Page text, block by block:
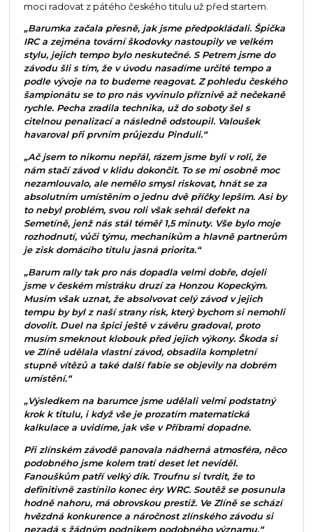
moci radovat z pátého českého titulu už před startem.
„Barumka začala přesně, jak jsme předpokládali. Špička
IRC a zejména tovární škodovky nastoupily ve velkém
stylu, jejich tempo bylo neskutečné. S Petrem jsme do
závodu šli s tím, že v úvodu nasadíme určité tempo a
podle vývoje na to budeme reagovat. Z pohledu českého
šampionátu se to pro nás vyvinulo příznivě až nečekaně
rychle. Pecha zradila technika, už do soboty šel s
citelnou penalizací a následně odstoupil. Valoušek
havaroval při prvním průjezdu Pinduli.“
„Ač jsem to nikomu nepřál, rázem jsme byli v roli, že
nám stačí závod v klidu dokončit. To se mi osobně moc
nezamlouvalo, ale nemělo smysl riskovat, hnát se za
absolutním umístěním o jednu dvě příčky lepším. Asi by
to nebyl problém, svou roli však sehrál defekt na
Semetíně, jenž nás stál téměř 1,5 minuty. Vše bylo moje
rozhodnutí, vůči týmu, mechanikům a hlavně partnerům
je zisk domácího titulu jasná priorita.“
„Barum rally tak pro nás dopadla velmi dobře, dojeli
jsme v českém mistráku druzí za Honzou Kopeckým.
Musím však uznat, že absolvovat celý závod v jejich
tempu by byl z naší strany risk, který bychom si nemohli
dovolit. Duel na špici ještě v závěru gradoval, proto
musím smeknout klobouk před jejich výkony. Škoda si
ve Zlíně udělala vlastní závod, obsadila kompletní
stupně vítězů a také další fabie se objevily na dobrém
umístění.“
„Výsledkem na barumce jsme udělali velmi podstatný
krok k titulu, i když vše je prozatím matematická
kalkulace a uvidíme, jak vše v Příbrami dopadne.
Při zlínském závodě panovala nádherná atmosféra, něco
podobného jsme kolem tratí deset let neviděl.
Fanouškům patří velký dík. Troufnu si tvrdit, že to
definitivně zastínilo konec éry WRC. Soutěž se posunula
hodně nahoru, má obrovskou prestiž. Ve Zlíně se schází
hvězdná konkurence a náročnost zlínského závodu si
nezadá s žádným podnikem podobného významu,“